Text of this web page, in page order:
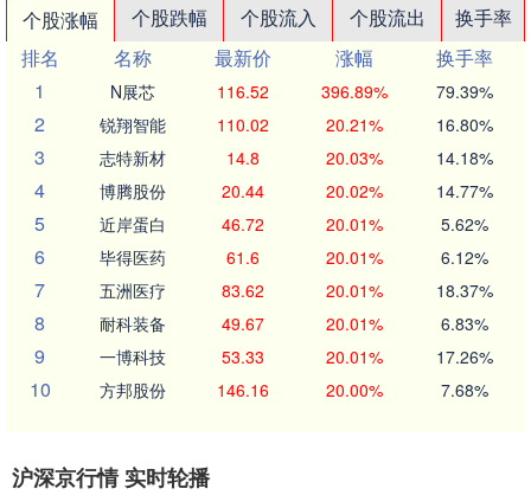
个股涨幅 个股跌幅 个股流入 个股流出
换手率
排名
名称 最新价 涨幅
换手率
1
N展芯 116.52 396.89% 79.39%
2 锐翔智能 110.02 20.21% 16.80%
3 志特新材 14.8 20.03% 14.18%
4 博腾股份 20.44 20.02% 14.77%
5 近岸蛋白 46.72 20.01% 5.62%
6 毕得医药 61.6 20.01% 6.12%
7 五洲医疗 83.62 20.01% 18.37%
8 耐科装备 49.67 20.01% 6.83%
9 一博科技 53.33 20.01% 17.26%
10 方邦股份 146.16 20.00% 7.68%
沪深京行情 实时轮播